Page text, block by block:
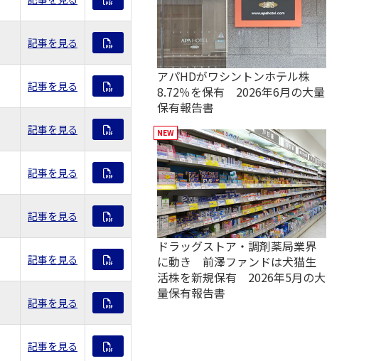
記事を見る
記事を見る
記事を見る
記事を見る
記事を見る
記事を見る
記事を見る
記事を見る
アパHDがワシントンホテル株
8.72％を保有 2026年6月の大量
保有報告書
ドラッグストア・調剤薬局業界
に動き 前澤ファンドは犬猫生
活株を新規保有 2026年5月の大
量保有報告書